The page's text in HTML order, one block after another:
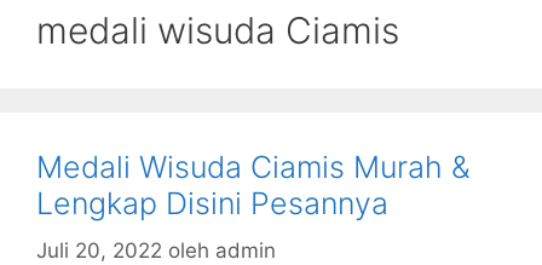
medali wisuda Ciamis
Medali Wisuda Ciamis Murah &
Lengkap Disini Pesannya
Juli 20, 2022 oleh admin